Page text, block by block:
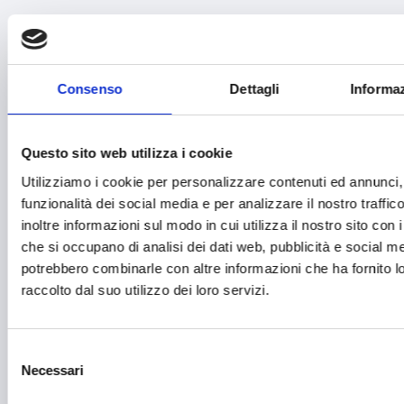
Consenso Dettagli
Questo sito web utilizza i cookie
Utilizziamo i cookie per personalizzare contenuti ed
funzionalità dei social media e per analizzare il nostro
inoltre informazioni sul modo in cui utilizza il nostro sito con
che si occupano di analisi dei dati web, pubblicità e social
potrebbero combinarle con altre informazioni che ha fornito
raccolto dal suo utilizzo dei loro servizi.
delNecessari
Danza
Diritti e Cittadinanza
E-commerce
Economia circolare
Edilizia
Editoria e informazione
Educazione e istruzione
Emittenti radiofoniche
Energie Rinnovabili